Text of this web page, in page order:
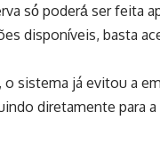
só́ poderá́ ser feita
disponíveis, basta
sistema já evitou a
diretamente para